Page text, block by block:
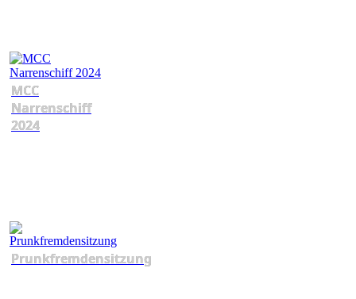
MCC
Narrenschiff
2024
Prunkfremdensitzung